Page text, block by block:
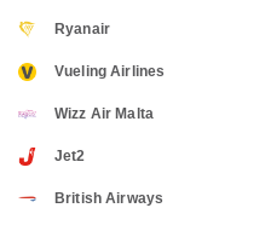
Ryanair
Vueling Airlines
Wizz Air Malta
Jet2
British Airways